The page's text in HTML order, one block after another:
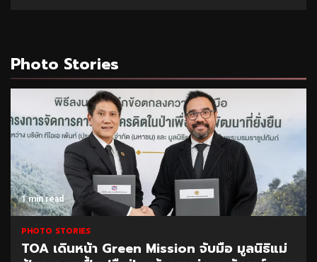
Photo Stories
1 min read
PHOTO STORIES
TOA เดินหน้า Green Mission จับมือ มูลนิธิแม่